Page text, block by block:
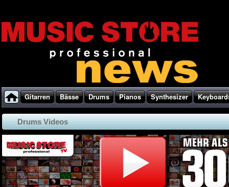
Gitarren Bässe Drums Pianos Synthesizer
Drums Videos